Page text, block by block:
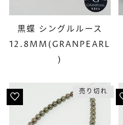
黒蝶 シングルルース
12.8MM(GRANPEARL
)
売り切れ